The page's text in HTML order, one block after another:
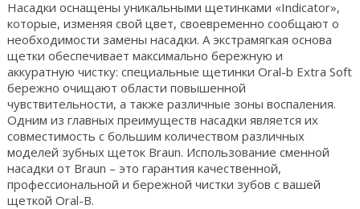
Насадки оснащены уникальными щетинками «Indicator»,
которые, изменяя свой цвет, своевременно сообщают о
необходимости замены насадки. А экстрамягкая основа
щетки обеспечивает максимально бережную и
аккуратную чистку: специальные щетинки Oral-b Extra Soft
бережно очищают области повышенной
чувствительности, а также различные зоны воспаления.
Одним из главных преимуществ насадки является их
совместимость с большим количеством различных
моделей зубных щеток Braun. Использование сменной
насадки от Braun – это гарантия качественной,
профессиональной и бережной чистки зубов с вашей
щеткой Oral-B.